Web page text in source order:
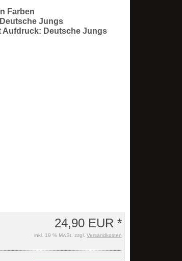
Farben
Jungs
Aufdruck: Deutsche Jungs
24,90 EUR *
inkl. 19 % MwSt. zzgl. Versandkosten